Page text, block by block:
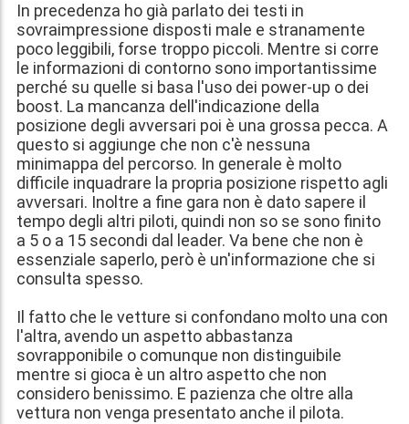
In precedenza ho già parlato dei testi in
sovraimpressione disposti male e stranamente
poco leggibili, forse troppo piccoli. Mentre si corre
le informazioni di contorno sono importantissime
perché su quelle si basa l'uso dei power-up o dei
boost. La mancanza dell'indicazione della
posizione degli avversari poi è una grossa pecca. A
questo si aggiunge che non c'è nessuna
minimappa del percorso. In generale è molto
difficile inquadrare la propria posizione rispetto agli
avversari. Inoltre a fine gara non è dato sapere il
tempo degli altri piloti, quindi non so se sono finito
a 5 o a 15 secondi dal leader. Va bene che non è
essenziale saperlo, però è un'informazione che si
consulta spesso.
Il fatto che le vetture si confondano molto una con
l'altra, avendo un aspetto abbastanza
sovrapponibile o comunque non distinguibile
mentre si gioca è un altro aspetto che non
considero benissimo. E pazienza che oltre alla
vettura non venga presentato anche il pilota.